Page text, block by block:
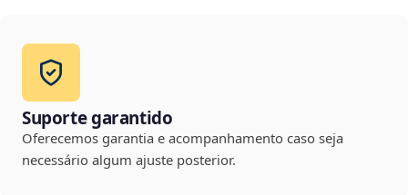
Suporte garantido
Oferecemos garantia e acompanhamento caso seja
necessário algum ajuste posterior.